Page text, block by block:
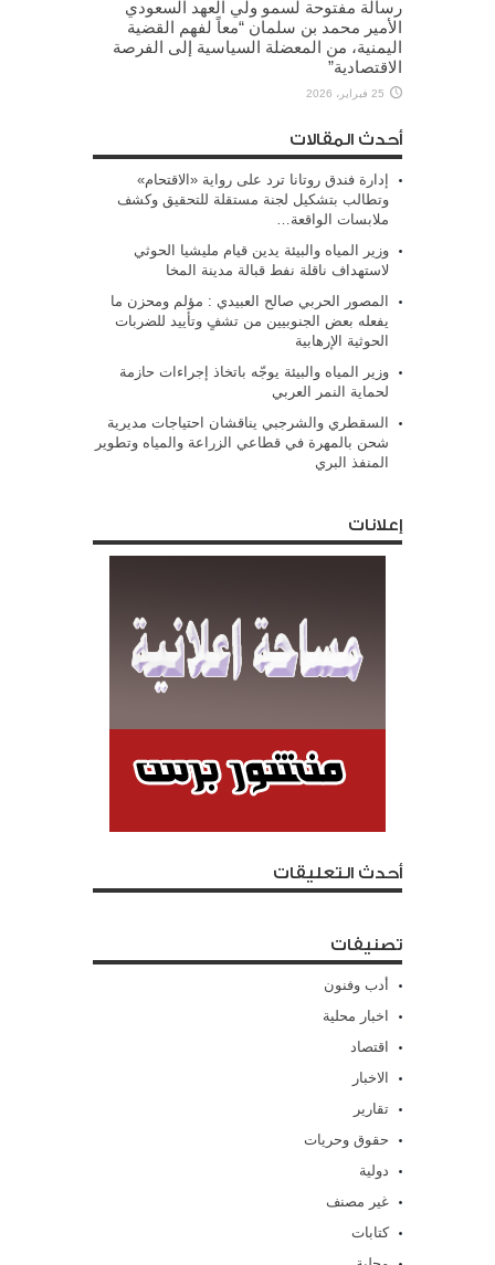
رسالة مفتوحة لسمو ولي العهد السعودي
الأمير محمد بن سلمان “معاً لفهم القضية
اليمنية، من المعضلة السياسية إلى الفرصة
الاقتصادية”
25 فبراير، 2026
أحدث المقالات
إدارة فندق روتانا ترد على رواية «الاقتحام»
وتطالب بتشكيل لجنة مستقلة للتحقيق وكشف
ملابسات الواقعة…
وزير المياه والبيئة يدين قيام مليشيا الحوثي
لاستهداف ناقلة نفط قبالة مدينة المخا
المصور الحربي صالح العبيدي : مؤلم ومحزن ما
يفعله بعض الجنوبيين من تشفٍ وتأييد للضربات
الحوثية الإرهابية
وزير المياه والبيئة يوجّه باتخاذ إجراءات حازمة
لحماية النمر العربي
السقطري والشرجبي يناقشان احتياجات مديرية
شحن بالمهرة في قطاعي الزراعة والمياه وتطوير
المنفذ البري
إعلانات
أحدث التعليقات
تصنيفات
أدب وفنون
اخبار محلية
اقتصاد
الاخبار
تقارير
حقوق وحريات
دولية
غير مصنف
كتابات